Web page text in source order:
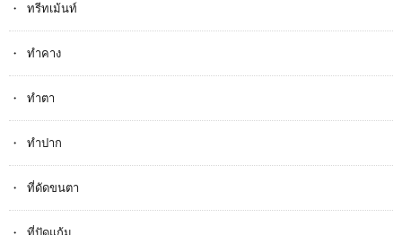
ทรีทเม้นท์
ทำคาง
ทำตา
ทำปาก
ที่ดัดขนตา